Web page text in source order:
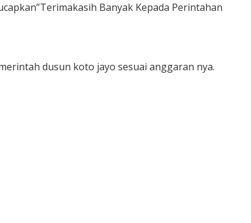
Banyak Kepada Perintahan
dusun koto jayo sesuai anggaran nya.